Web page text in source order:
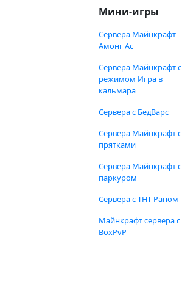
Мини-игры
Сервера Майнкрафт
Амонг Ас
Сервера Майнкрафт с
режимом Игра в
кальмара
Сервера с БедВарс
Сервера Майнкрафт с
прятками
Сервера Майнкрафт с
паркуром
Сервера с ТНТ Раном
Майнкрафт сервера с
BoxPvP